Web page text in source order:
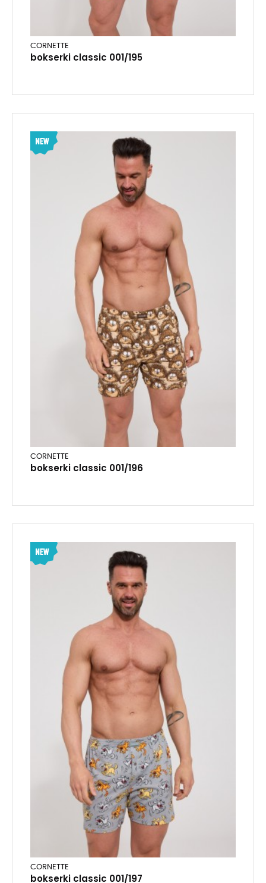
CORNETTE
bokserki classic 001/195
CORNETTE
bokserki classic 001/196
CORNETTE
bokserki classic 001/197